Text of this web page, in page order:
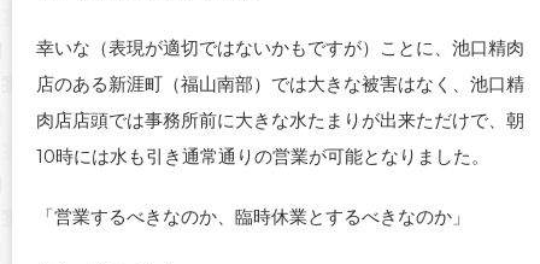
幸いな（表現が適切ではないかもですが）ことに、池口精肉
店のある新涯町（福山南部）では大きな被害はなく、池口精
肉店店頭では事務所前に大きな水たまりが出来ただけで、朝
10時には水も引き通常通りの営業が可能となりました。
「営業するべきなのか、臨時休業とするべきなのか」